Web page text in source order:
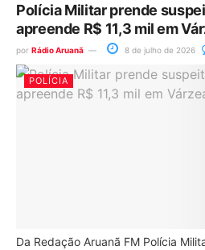
Polícia Militar prende
apreende R$ 11,3 mil em
por Rádio Aruanã 8 de julho de 2026
POLÍCIA
Da Redação Aruanã FM Polícia